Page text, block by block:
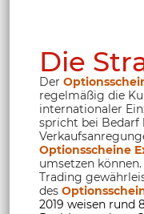
Die
Der
regelmäßig die
internationaler
spricht bei Bedarf
Optionsscheine
umsetzen
Trading
des
2019 weisen rund